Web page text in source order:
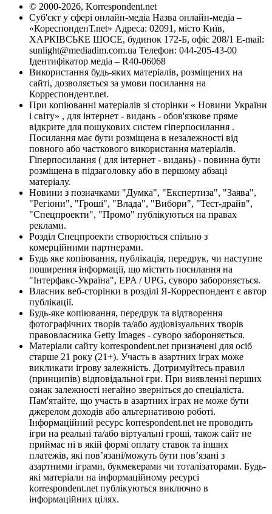
© 2000-2026, Korrespondent.net
Суб'єкт у сфері онлайн-медіа Назва онлайн-медіа –
«КореспонденТ.net» Адреса: 02091, місто Київ,
ХАРКІВСЬКЕ ШОСЕ, будинок 172-Б, офіс 208/1 E-mail:
sunlight@mediadim.com.ua Телефон: 044-205-43-00
Ідентифікатор медіа – R40-06068
Використання будь-яких матеріалів, розміщених на
сайті, дозволяється за умови посилання на
Корреспондент.net.
При копіюванні матеріалів зі сторінки « Новини України
і світу» , для інтернет - видань - обов'язкове пряме
відкрите для пошукових систем гіперпосилання .
Посилання має бути розміщена в незалежності від
повного або часткового використання матеріалів.
Гіперпосилання ( для інтернет - видань) - повинна бути
розміщена в підзаголовку або в першому абзаці
матеріалу.
Новини з позначками "Думка", "Експертиза", "Заява",
"Регіони", "Гроші", "Влада", "Вибори", "Тест-драйв",
"Спецпроекти", "Промо" публікуються на правах
реклами.
Розділ Спецпроекти створюється спільно з
комерційними партнерами.
Будь яке копіювання, публікація, передрук, чи наступне
поширення інформації, що містить посилання на
"Інтерфакс-Україна", EPA / UPG, суворо забороняється.
Власник веб-сторінки в розділі Я-Корреспондент є автор
публікації.
Будь-яке копіювання, передрук та відтворення
фотографічних творів та/або аудіовізуальних творів
правовласника Getty Images - суворо забороняється.
Матеріали сайту korrespondent.net призначені для осіб
старше 21 року (21+). Участь в азартних іграх може
викликати ігрову залежність. Дотримуйтесь правил
(принципів) відповідальної гри. При виявленні перших
ознак залежності негайно зверніться до спеціаліста.
Пам'ятайте, що участь в азартних іграх не може бути
джерелом доходів або альтернативою роботі.
Інформаційний ресурс korrespondent.net не проводить
ігри на реальні та/або віртуальні гроші, також сайт не
приймає ні в якій формі оплату ставок та інших
платежів, які пов’язані/можуть бути пов’язані з
азартними іграми, букмекерами чи тоталізаторами. Будь-
які матеріали на інформаційному ресурсі
korrespondent.net публікуються виключно в
інформаційних цілях.